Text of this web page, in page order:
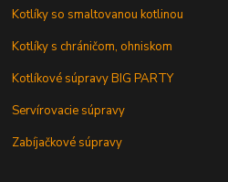
Kotlíky so smaltovanou kotlinou
Kotlíky s chráničom, ohniskom
Kotlíkové súpravy BIG PARTY
Servírovacie súpravy
Zabíjačkové súpravy